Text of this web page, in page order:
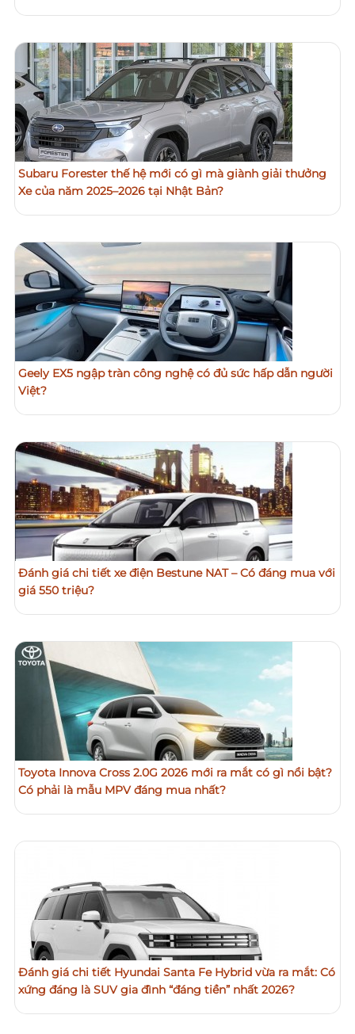
Subaru Forester thế hệ mới có gì mà giành giải thưởng
Xe của năm 2025–2026 tại Nhật Bản?
Geely EX5 ngập tràn công nghệ có đủ sức hấp dẫn người
Việt?
Đánh giá chi tiết xe điện Bestune NAT – Có đáng mua với
giá 550 triệu?
Toyota Innova Cross 2.0G 2026 mới ra mắt có gì nổi bật?
Có phải là mẫu MPV đáng mua nhất?
Đánh giá chi tiết Hyundai Santa Fe Hybrid vừa ra mắt: Có
xứng đáng là SUV gia đình “đáng tiền” nhất 2026?